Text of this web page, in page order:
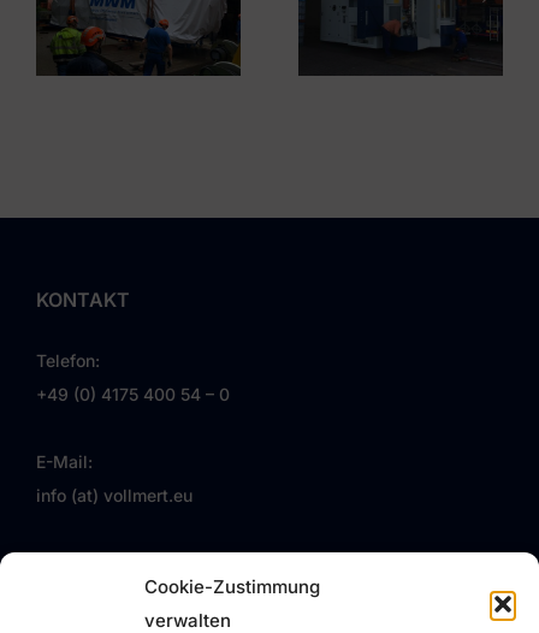
Cookie-Zustimmung
verwalten
KONTAKT
Telefon:
+49 (0) 4175 400 54 – 0
E-Mail:
info (at) vollmert.eu
VOLLMERT EU